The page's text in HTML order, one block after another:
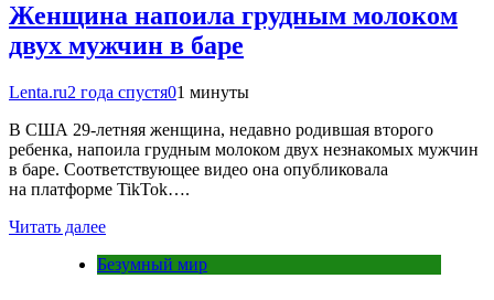
Женщина напоила грудным молоком
двух мужчин в баре
Lenta.ru2 года спустя01 минуты
В США 29-летняя женщина, недавно родившая второго
ребенка, напоила грудным молоком двух незнакомых мужчин
в баре. Соответствующее видео она опубликовала
на платформе TikTok….
Читать далее
Безумный мир